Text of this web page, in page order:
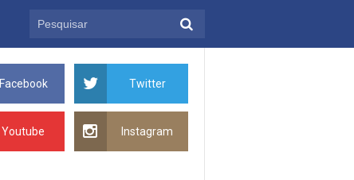
Facebook Twitter
Youtube Instagram